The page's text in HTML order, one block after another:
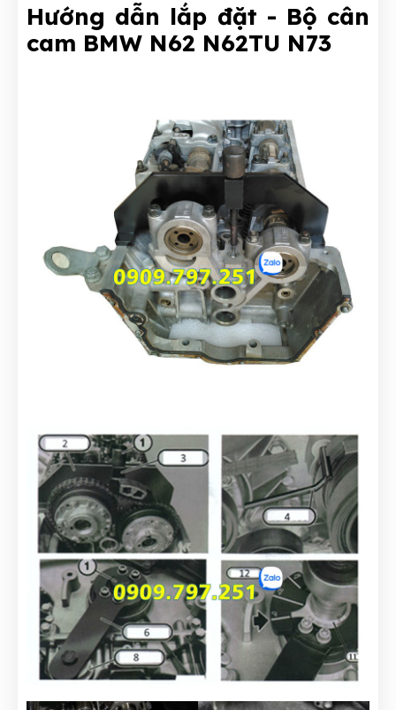
Hướng dẫn lắp đặt - Bộ cân
cam BMW N62 N62TU N73